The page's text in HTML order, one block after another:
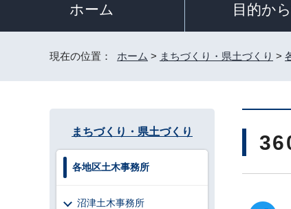
ホーム 目的か
現在の位置： ホーム > まちづくり・県土づくり >
まちづくり・県土づくり
各地区土木事務所
沼津土木事務所